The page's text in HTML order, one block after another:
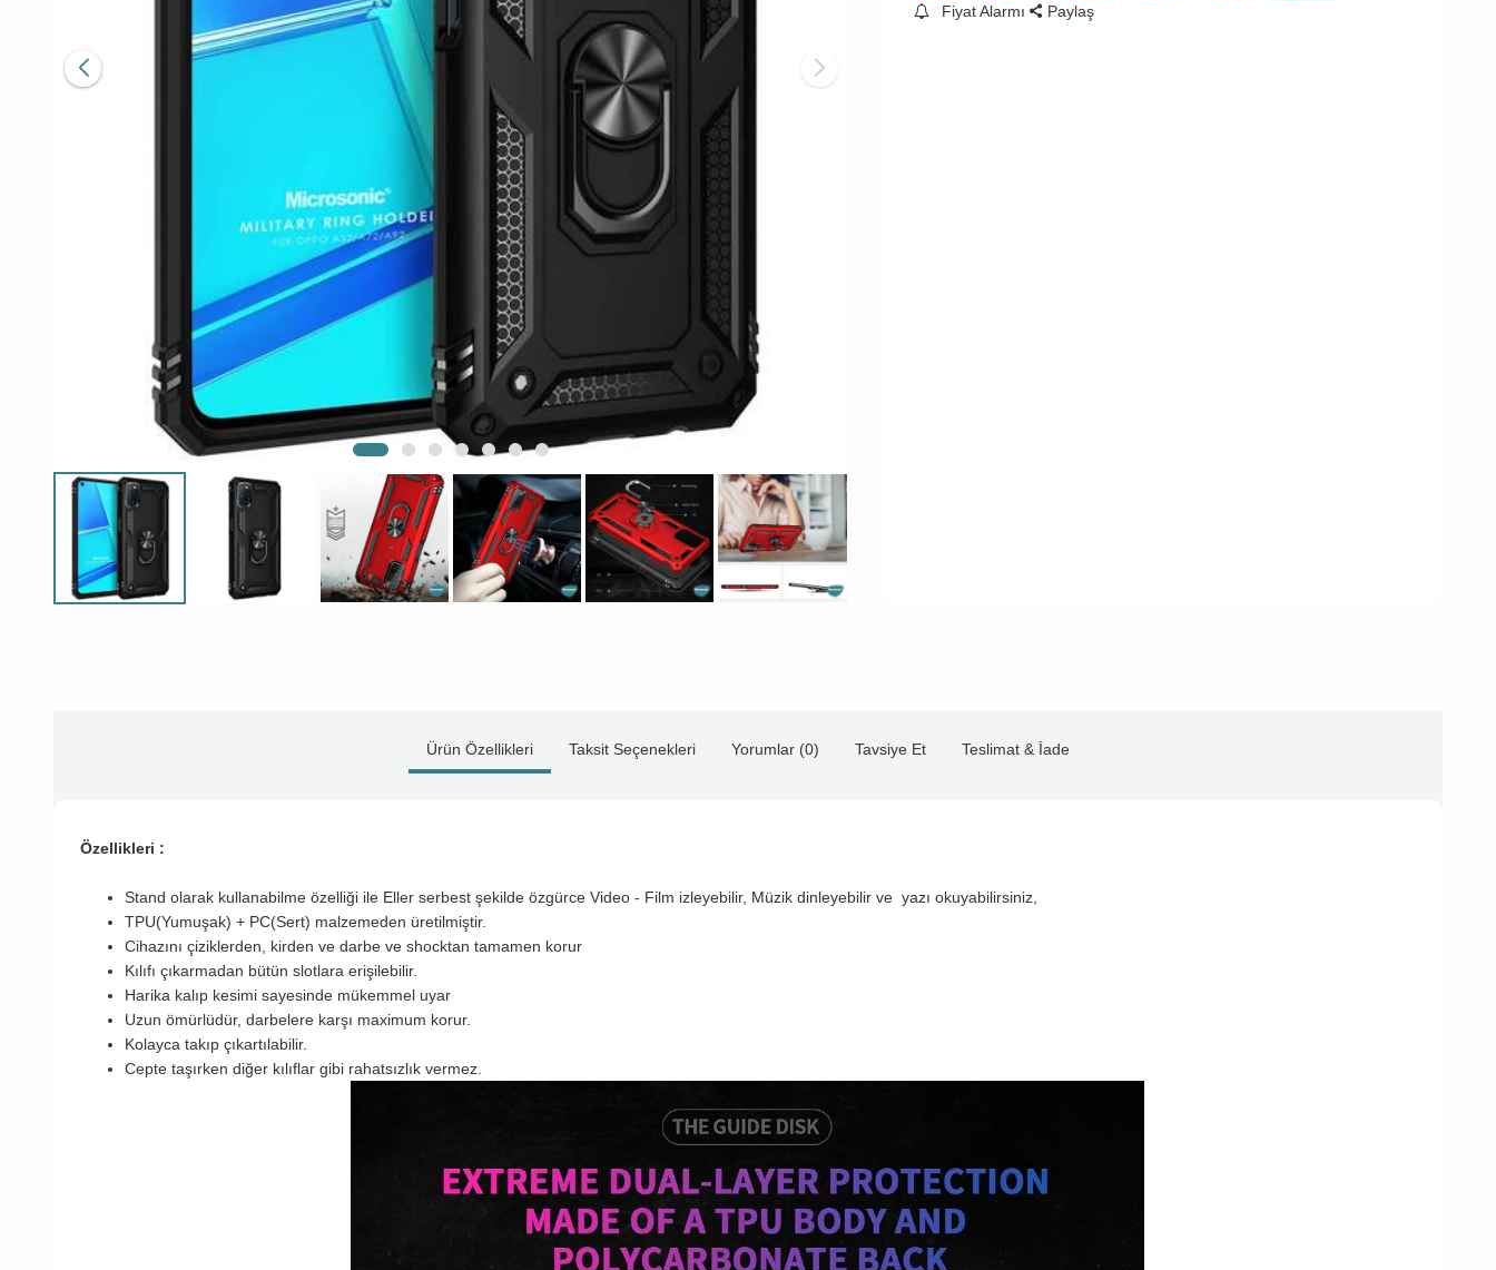
Fiyat Alarmı Paylaş
Ürün Özellikleri Taksit Seçenekleri Yorumlar (0) Tavsiye Et Teslimat & İade
Özellikleri :
Stand olarak kullanabilme özelliği ile Eller serbest şekilde özgürce Video - Film izleyebilir, Müzik dinleyebilir ve yazı okuyabilirsiniz,
TPU(Yumuşak) + PC(Sert) malzemeden üretilmiştir.
Cihazını çiziklerden, kirden ve darbe ve shocktan tamamen korur
Kılıfı çıkarmadan bütün slotlara erişilebilir.
Harika kalıp kesimi sayesinde mükemmel uyar
Uzun ömürlüdür, darbelere karşı maximum korur.
Kolayca takıp çıkartılabilir.
Cepte taşırken diğer kılıflar gibi rahatsızlık vermez.